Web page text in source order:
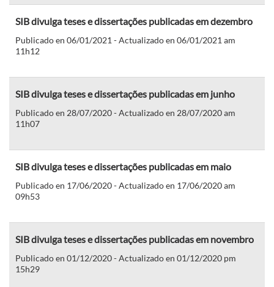
SIB divulga teses e dissertações publicadas em dezembro
Publicado en 06/01/2021 - Actualizado en 06/01/2021 am
11h12
SIB divulga teses e dissertações publicadas em junho
Publicado en 28/07/2020 - Actualizado en 28/07/2020 am
11h07
SIB divulga teses e dissertações publicadas em maio
Publicado en 17/06/2020 - Actualizado en 17/06/2020 am
09h53
SIB divulga teses e dissertações publicadas em novembro
Publicado en 01/12/2020 - Actualizado en 01/12/2020 pm
15h29